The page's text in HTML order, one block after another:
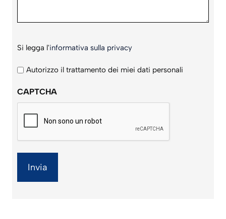
legga
l'informativa
privacy
Si legga l'informativa sulla privacy
Autorizzo il trattamento dei miei dati personali
CAPTCHA